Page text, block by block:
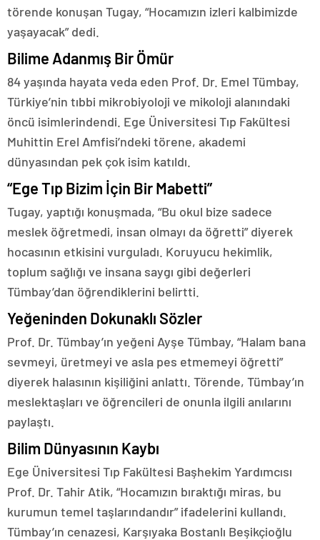
törende konuşan Tugay, “Hocamızın izleri kalbimizde
yaşayacak” dedi.
Bilime Adanmış Bir Ömür
84 yaşında hayata veda eden Prof. Dr. Emel Tümbay,
Türkiye’nin tıbbi mikrobiyoloji ve mikoloji alanındaki
öncü isimlerindendi. Ege Üniversitesi Tıp Fakültesi
Muhittin Erel Amfisi’ndeki törene, akademi
dünyasından pek çok isim katıldı.
“Ege Tıp Bizim İçin Bir Mabetti”
Tugay, yaptığı konuşmada, “Bu okul bize sadece
meslek öğretmedi, insan olmayı da öğretti” diyerek
hocasının etkisini vurguladı. Koruyucu hekimlik,
toplum sağlığı ve insana saygı gibi değerleri
Tümbay’dan öğrendiklerini belirtti.
Yeğeninden Dokunaklı Sözler
Prof. Dr. Tümbay’ın yeğeni Ayşe Tümbay, “Halam bana
sevmeyi, üretmeyi ve asla pes etmemeyi öğretti”
diyerek halasının kişiliğini anlattı. Törende, Tümbay’ın
meslektaşları ve öğrencileri de onunla ilgili anılarını
paylaştı.
Bilim Dünyasının Kaybı
Ege Üniversitesi Tıp Fakültesi Başhekim Yardımcısı
Prof. Dr. Tahir Atik, “Hocamızın bıraktığı miras, bu
kurumun temel taşlarındandır” ifadelerini kullandı.
Tümbay’ın cenazesi, Karşıyaka Bostanlı Beşikçioğlu